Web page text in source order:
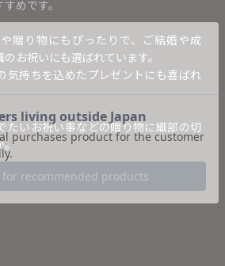
めです。
贈り物にもぴったりで、ご結婚や成
お祝いにも選ばれています。
気持ちを込めたプレゼントにも喜ばれ
たいお祝い事などの贈り物に織部の切
。